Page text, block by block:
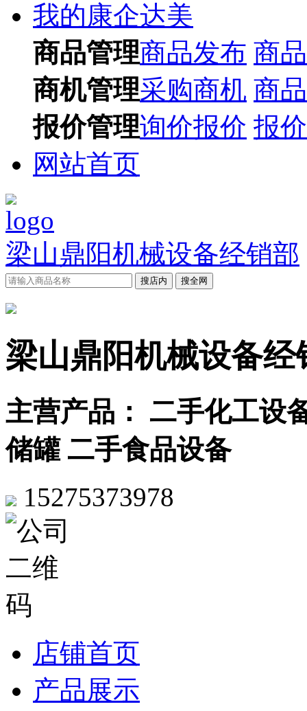
我的康企达美
商品管理商品发布 商
商机管理采购商机 商
报价管理询价报价 报
网站首页
梁山鼎阳机械设备经销部
搜店内 搜全网
梁山鼎阳机械设备经
主营产品： 二手化工设
储罐 二手食品设备
15275373978
店铺首页
产品展示